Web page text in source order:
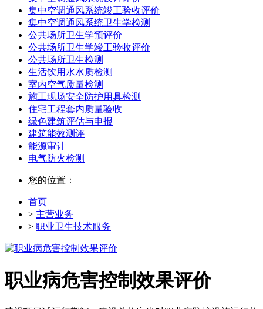
集中空调通风系统竣工验收评价
集中空调通风系统卫生学检测
公共场所卫生学预评价
公共场所卫生学竣工验收评价
公共场所卫生检测
生活饮用水水质检测
室内空气质量检测
施工现场安全防护用具检测
住宅工程套内质量验收
绿色建筑评估与申报
建筑能效测评
能源审计
电气防火检测
您的位置：
首页
> 主营业务
> 职业卫生技术服务
职业病危害控制效果评价